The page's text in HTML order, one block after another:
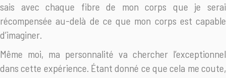
sais avec chaque fibre de mon corps que je serai
récompensée au-delà de ce que mon corps est capable
d’imaginer.
Même moi, ma personnalité va chercher l’exceptionnel
dans cette expérience. Étant donné ce que cela me coute,